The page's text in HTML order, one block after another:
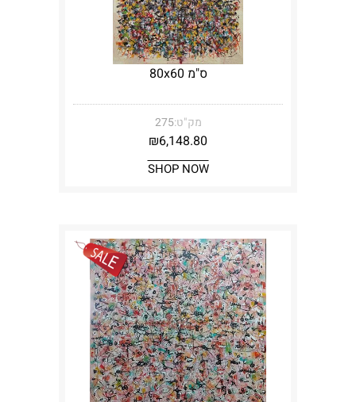
ס"מ 80x60
מק"ט:275
₪6,148.80
SHOP NOW